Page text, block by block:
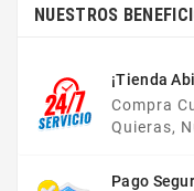
NUESTROS
¡Tienda
Compra
Quieras,
Pago